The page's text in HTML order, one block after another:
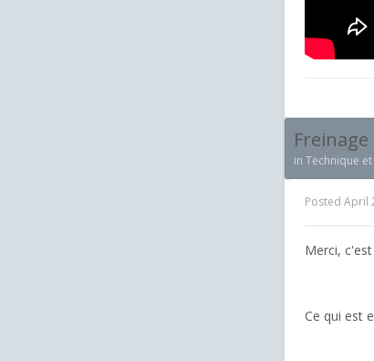
in Technique et
Posted April
Merci,
Ce qui est